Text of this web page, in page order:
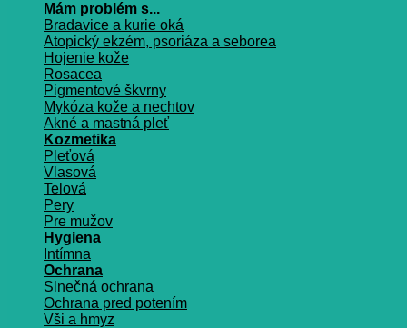
Mám problém s...
Bradavice a kurie oká
Atopický ekzém, psoriáza a seborea
Hojenie kože
Rosacea
Pigmentové škvrny
Mykóza kože a nechtov
Akné a mastná pleť
Kozmetika
Pleťová
Vlasová
Telová
Pery
Pre mužov
Hygiena
Intímna
Ochrana
Slnečná ochrana
Ochrana pred potením
Vši a hmyz